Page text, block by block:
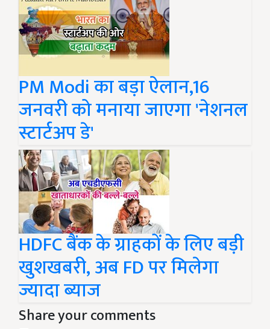
PM Modi का बड़ा ऐलान,16
जनवरी को मनाया जाएगा 'नेशनल
स्टार्टअप डे'
HDFC बैंक के ग्राहकों के लिए बड़ी
खुशखबरी, अब FD पर मिलेगा
ज्यादा ब्याज
Share your comments